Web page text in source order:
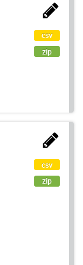
csv
zip
csv
zip